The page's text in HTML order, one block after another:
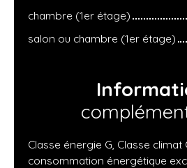
chambre (1er étage)
salon ou chambre (1er étage)
Classe énergie G, Classe
consommation énergétique